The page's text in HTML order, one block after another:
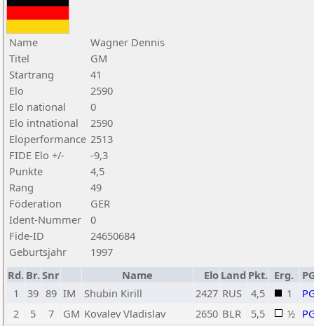
Name
Wagner Dennis
Titel
GM
Startrang
41
Elo
2590
Elo national
0
Elo intnational
2590
Eloperformance 2513
FIDE Elo +/-
-9,3
Punkte
4,5
Rang
49
Föderation
GER
Ident-Nummer
0
Fide-ID
24650684
Geburtsjahr
1997
Rd. Br.Snr Name Elo Land Pkt. Erg.
1
39 89 IM Shubin Kirill 2427 RUS 4,5 1
2
5 7 GM Kovalev Vladislav 2650 BLR 5,5 ½